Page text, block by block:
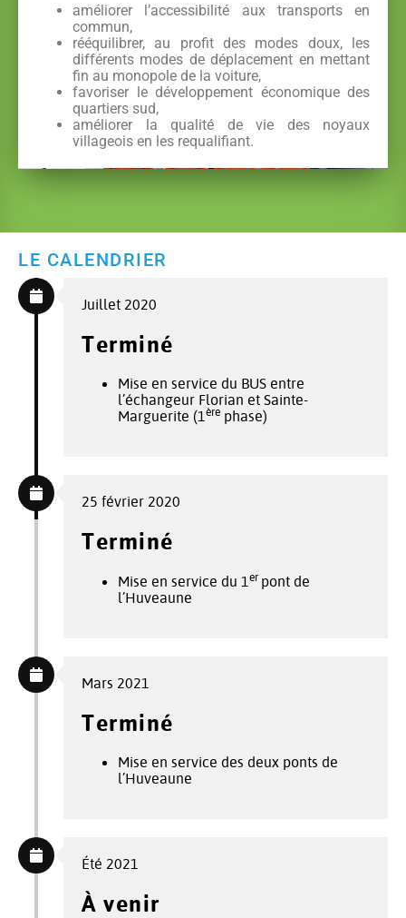
améliorer l’accessibilité aux transports en
commun,
rééquilibrer, au profit des modes doux, les
différents modes de déplacement en mettant
fin au monopole de la voiture,
favoriser le développement économique des
quartiers sud,
améliorer la qualité de vie des noyaux
villageois en les requalifiant.
LE CALENDRIER
Juillet 2020
Terminé
Mise en service du BUS entre
l’échangeur Florian et Sainte-
Marguerite (1ère phase)
25 février 2020
Terminé
Mise en service du 1 er pont de
l’Huveaune
Mars 2021
Terminé
Mise en service des deux ponts de
l’Huveaune
Été 2021
À venir